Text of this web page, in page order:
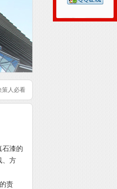
策人必看
石漆的
、方
责